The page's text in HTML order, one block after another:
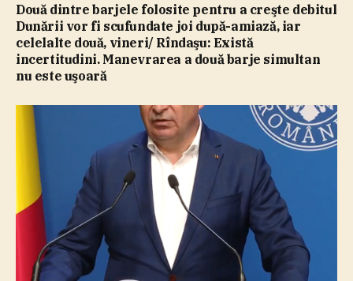
Două dintre barjele folosite pentru a creşte debitul
Dunării vor fi scufundate joi după-amiază, iar
celelalte două, vineri/ Rîndaşu: Există
incertitudini. Manevrarea a două barje simultan
nu este uşoară